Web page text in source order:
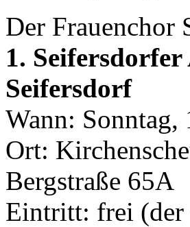
Der Frauenchor
1.
Seifersdorf
Wann: Sonntag,
Ort:
Bergstraße 65A
Eintritt: frei (der